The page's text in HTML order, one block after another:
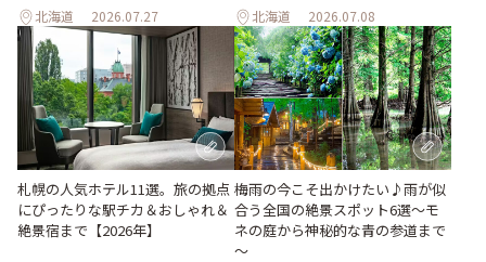
北海道 2026.07.27 北海道 2026.07.08
札幌の人気ホテル11選。旅の拠点
にぴったりな駅チカ＆おしゃれ＆
絶景宿まで【2026年】
梅雨の今こそ出かけたい♪雨が似
合う全国の絶景スポット6選～モ
ネの庭から神秘的な青の参道まで
～